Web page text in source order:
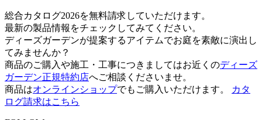
総合カタログ2026を無料請求していただけます。
最新の製品情報をチェックしてみてください。
ディーズガーデンが提案するアイテムでお庭を素敵に演出し
てみませんか？
商品のご購入や施工・工事につきましてはお近くのディーズ
ガーデン正規特約店へご相談くださいませ。
商品はオンラインショップでもご購入いただけます。
カタ
ログ請求はこちら